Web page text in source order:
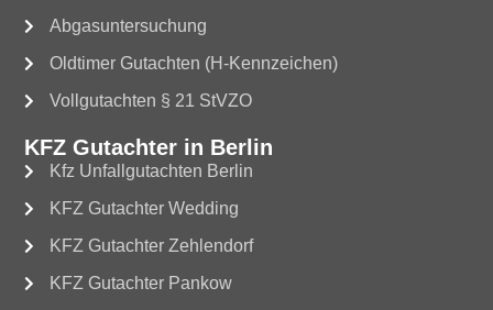
Abgasuntersuchung
Oldtimer Gutachten (H-Kennzeichen)
Vollgutachten § 21 StVZO
KFZ Gutachter in Berlin
Kfz Unfallgutachten Berlin
KFZ Gutachter Wedding
KFZ Gutachter Zehlendorf
KFZ Gutachter Pankow